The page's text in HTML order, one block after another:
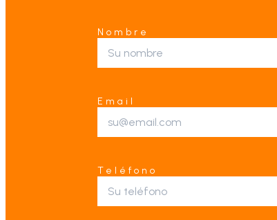
Nombre
Email
Teléfono